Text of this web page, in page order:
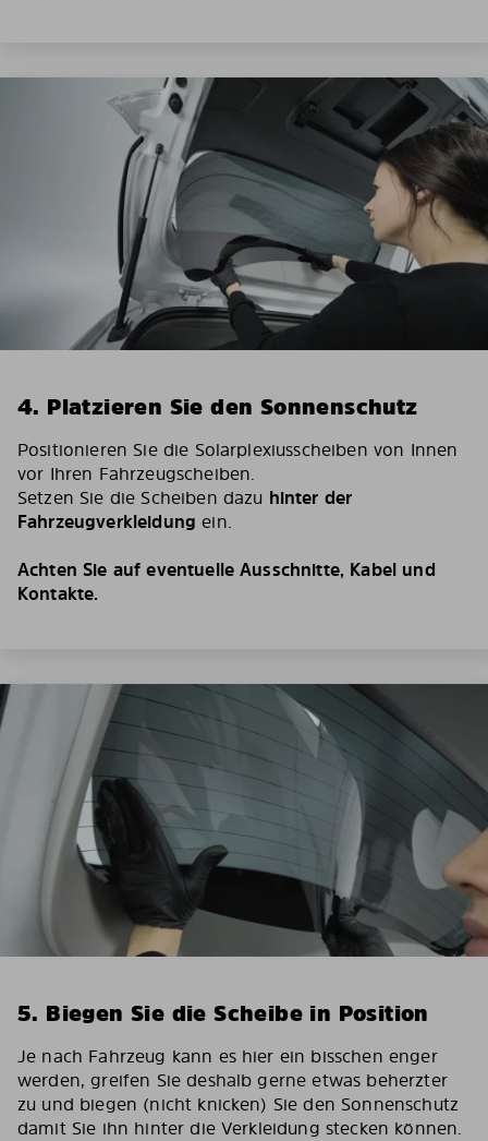
4. Platzieren Sie den Sonnenschutz
Positionieren Sie die Solarplexiusscheiben von Innen
vor Ihren Fahrzeugscheiben.
Setzen Sie die Scheiben dazu hinter der
Fahrzeugverkleidung ein.
Achten Sie auf eventuelle Ausschnitte, Kabel und
Kontakte.
5. Biegen Sie die Scheibe in Position
Je nach Fahrzeug kann es hier ein bisschen enger
werden, greifen Sie deshalb gerne etwas beherzter
zu und biegen (nicht knicken) Sie den Sonnenschutz
damit Sie ihn hinter die Verkleidung stecken können.